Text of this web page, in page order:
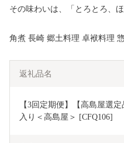
その味わいは、「とろとろ、
角煮 長崎 郷土料理 卓袱料理
返礼品名
【3回定期便】【高島屋選
入り＜高島屋＞ [CFQ106]